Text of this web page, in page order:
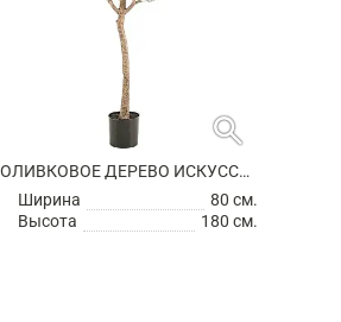
search
ОЛИВКОВОЕ ДЕРЕВО ИСКУССТВЕННОЕ
Ширина
80 см.
Высота
180 см.